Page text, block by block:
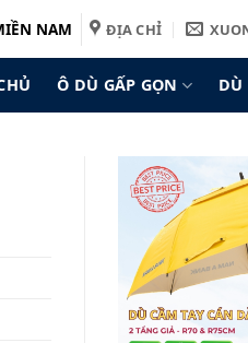
NAM ĐỊA CHỈ
Ô DÙ GẤP GỌN DÙ